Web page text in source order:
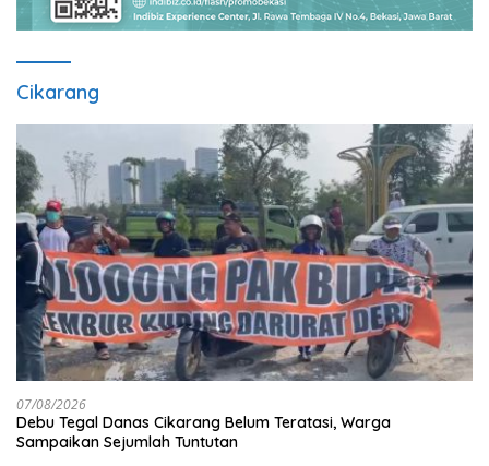
Cikarang
07/08/2026
Debu Tegal Danas Cikarang Belum Teratasi, Warga
Sampaikan Sejumlah Tuntutan